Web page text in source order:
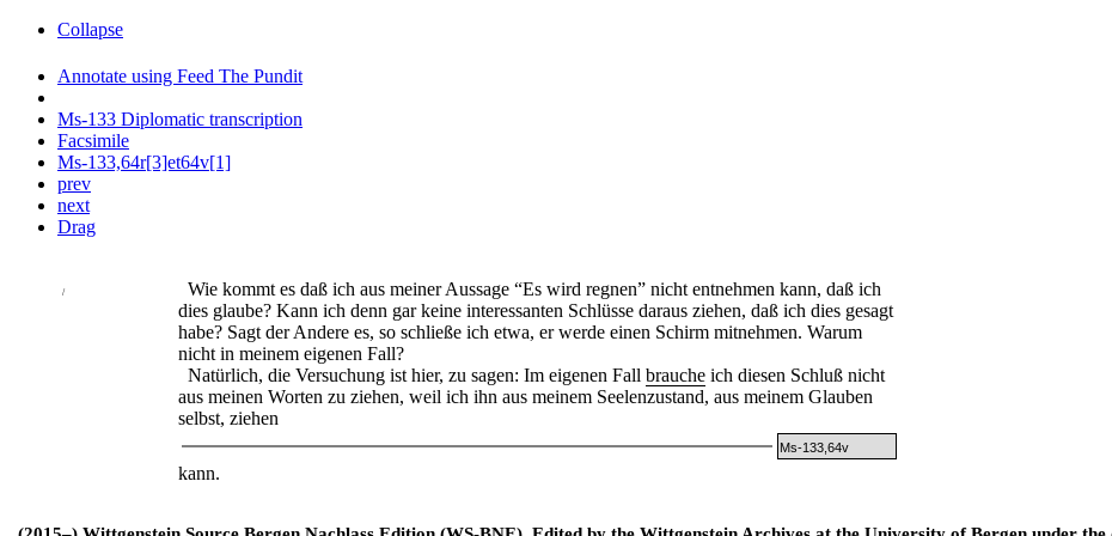
Collapse
Annotate using Feed The Pundit
Ms-133 Diplomatic transcription
Facsimile
Ms-133,64r[3]et64v[1]
prev
next
Drag
/
Wie kommt es daß ich aus meiner Aussage “Es wird regnen” nicht entnehmen kann, daß ich
dies glaube? Kann ich denn gar keine interessanten Schlüsse daraus ziehen, daß ich dies gesagt
habe? Sagt der Andere es, so schließe ich etwa, er werde einen Schirm mitnehmen. Warum
nicht in meinem eigenen Fall?
Natürlich, die Versuchung ist hier, zu sagen: Im eigenen Fall brauche ich diesen Schluß nicht
aus meinen Worten zu ziehen, weil ich ihn aus meinem Seelenzustand, aus meinem Glauben
selbst, ziehen
Ms-133,64v
kann.